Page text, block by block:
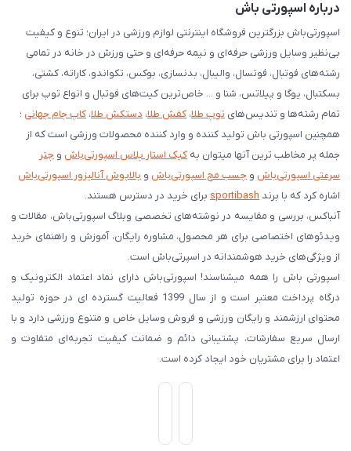
درباره اسپورتی باش
اسپورتی‌باش بزرگترین فروشگاه اینترنتی لوازم ورزشی در ایران؛ تنوع و کیفیت
بی‌نظیر وسایل ورزشی حرفه‌ای و نیمه حرفه‌ای و حتی ورزش در خانه در تمامی
رشته‌های فوتبال، فوتسال، والیبال، بدنسازی، بوکس، تکواندو، کاراته، کشتی،
بسکتبال، یوگا و پیلاتس، شنا و ... خاص‌ترین کیت‌های فوتبال و انواع توپ برای
تمام رشته‌ها و تندیس‌های توپ طلا، کفش طلا، دستکش طلا، کاپ جام جهانی ؛
همچنین اسپورتی باش تولید کننده و وارد کننده محصولات ورزشی است که از
جمله پر مخاطب ترین آنها میتوان به کیک استار پلاس اسپورتی‌باش و چتر
سرعتی اسپورتی‌باش و چسب مچ اسپورتی‌باش و بالاپوش آنالیزور اسپورتی‌باش
اشاره کرد که با برند sportibash برای خرید در دسترس هستند.
آنباکس، بررسی‌ و مقایسه در نوشته‌های تخصصی وبلاگ اسپورتی‌باش، مقالات و
ویدئوهای اختصاصی برای هر محصول، مشاوره رایگان، آموزش و راهنمای خرید
از ویژگی‌های خرید هوشمندانه در اسپرتی‌باش است.
اسپورتی‌ باش را همه میشناسند! اسپورتی‌باش دارای نماد اعتماد الکترونیک و
درگاه پرداخت معتبر است و از سال 1399 فعالیت گسترده ای در حوزه تولید
محتوای ارزشمند و رایگان ورزشی و فروش وسایل خاص و متنوع ورزشی دارد و با
ارسال سریع سفارشات، پشتیبانی دائم و ضمانت کیفیت تجربه‌ای متفاوت و
اعتماد را برای مشتریان خود ایجاد کرده است.